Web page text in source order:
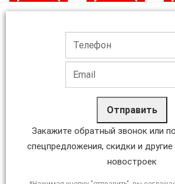
Отправить
Закажите обратный звонок или
спецпредложения, скидки и
новостроек